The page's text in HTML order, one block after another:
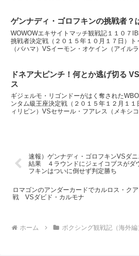
ゲンナディ・ゴロフキンの挑戦者？
WOWOWエキサイトマッチ観戦記１１０７
挑戦者決定戦（２０１５年１０月１７日）ト
（バハマ）VSイーモン・オケイン（アイル
ドネア大ピンチ！何とか逃げ切る
ス
ギジェルモ・リゴンドーがはく奪された
ンタム級王座決定戦（２０１５年１２月１
ィリピン）VSセサール・フアレス（メキシ
速報）ゲンナディ・ゴロフキンVSダ
結果 ４ラウンドにジェイコブスがダ
フキンはついに倒せず判定勝ち
ロマゴンのアンダーカードでカルロス・ク
戦 VSダビド・カルモナ
ホーム ボクシング観戦記（海外編